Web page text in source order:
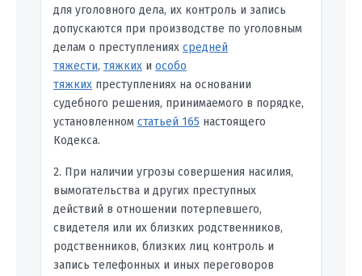
для уголовного дела, их контроль и запись
допускаются при производстве по уголовным
делам о преступлениях средней
тяжести, тяжких и особо
тяжких преступлениях на основании
судебного решения, принимаемого в порядке,
установленном статьей 165 настоящего
Кодекса.
2. При наличии угрозы совершения насилия,
вымогательства и других преступных
действий в отношении потерпевшего,
свидетеля или их близких родственников,
родственников, близких лиц контроль и
запись телефонных и иных переговоров